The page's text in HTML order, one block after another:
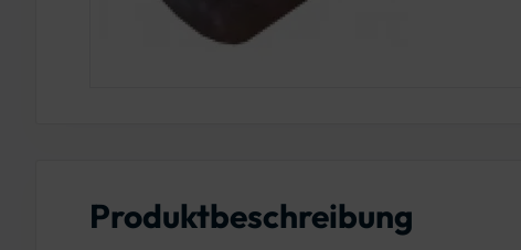
Produktbeschreibung